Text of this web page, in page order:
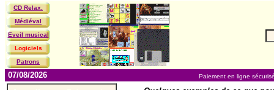
CD Relax.
Médiéval
Eveil musical
Logiciels
Patrons
07/08/2026 Paiement en ligne